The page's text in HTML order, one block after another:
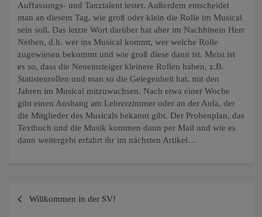
Auffassungs- und Tanztalent testet. Außerdem entscheidet
man an diesem Tag, wie groß oder klein die Rolle im Musical
sein soll. Das letzte Wort darüber hat aber im Nachhinein Herr
Nethen, d.h. wer ins Musical kommt, wer welche Rolle
zugewiesen bekommt und wie groß diese dann ist. Meist ist
es so, dass die Neueinsteiger kleinere Rollen haben, z.B.
Statistenrollen und man so die Gelegenheit hat, mit den
Jahren im Musical mitzuwachsen. Nach etwa einer Woche
gibt einen Aushang am Lehrerzimmer oder an der Aula, der
die Mitglieder des Musicals bekannt gibt. Der Probenplan, das
Textbuch und die Musik kommen dann per Mail und wie es
dann weitergeht erfahrt ihr im nächsten Artikel…
Willkommen in der SV!